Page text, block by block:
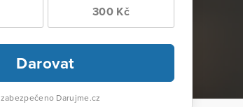
300 Kč
Darovat
zabezpečeno Darujme.cz